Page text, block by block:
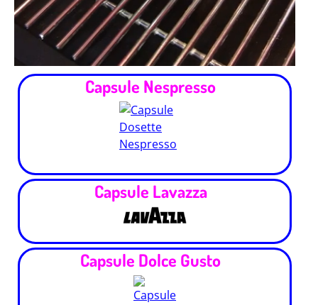
Capsule Nespresso
Capsule Lavazza
Capsule Dolce Gusto